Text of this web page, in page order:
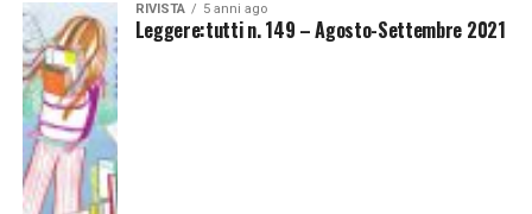
RIVISTA 5 anni ago
Leggere:tutti n. 149 – Agosto-Settembre 2021